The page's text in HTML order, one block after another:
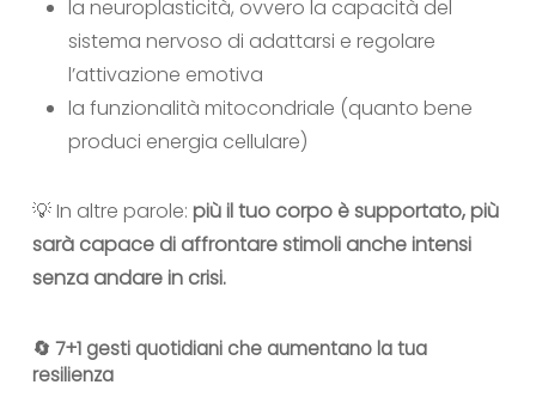
la neuroplasticità, ovvero la capacità del
sistema nervoso di adattarsi e regolare
l’attivazione emotiva
la funzionalità mitocondriale (quanto bene
produci energia cellulare)
💡 In altre parole: più il tuo corpo è supportato, più
sarà capace di affrontare stimoli anche intensi
senza andare in crisi.
🔄 7+1 gesti quotidiani che aumentano la tua
resilienza